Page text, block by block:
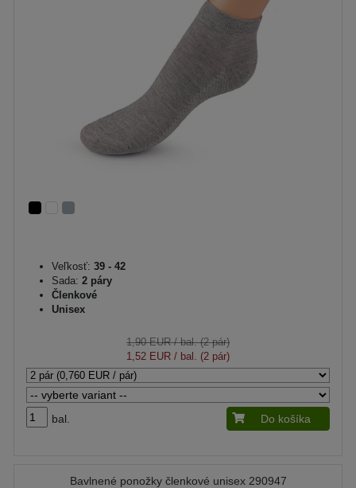
Veľkosť: 39 - 42
Sada: 2 páry
Členkové
Unisex
1,90 EUR/ bal. (2 pár)
1,52 EUR / bal. (2 pár)
bal. Do košíka
Bavlnené ponožky členkové unisex 290947